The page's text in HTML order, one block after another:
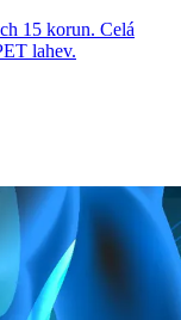
15 korun. Celá
lahev.